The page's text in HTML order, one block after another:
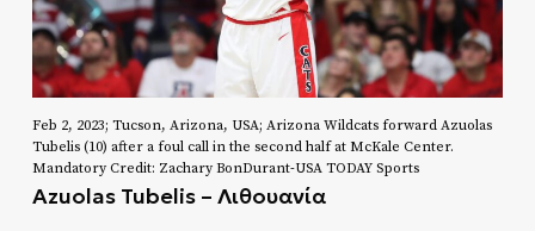
Feb 2, 2023; Tucson, Arizona, USA; Arizona Wildcats forward Azuolas
Tubelis (10) after a foul call in the second half at McKale Center.
Mandatory Credit: Zachary BonDurant-USA TODAY Sports
Azuolas Tubelis – Λιθουανία